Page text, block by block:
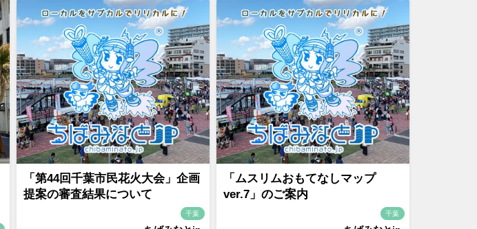
「第44回千葉市民花火大会」企画
提案の審査結果について
千葉
「ムスリムおもてなしマップ
ver.7」のご案内
千葉